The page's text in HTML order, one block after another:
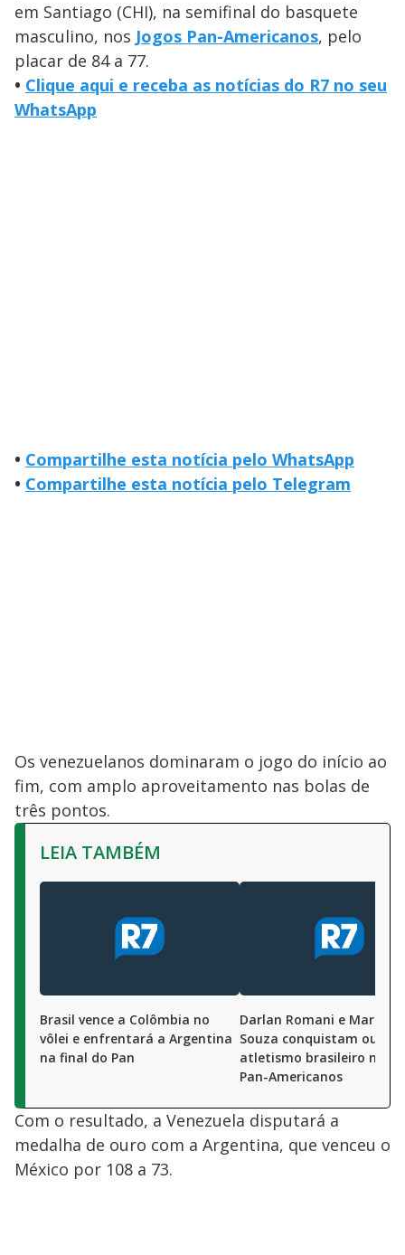
em Santiago (CHI), na semifinal do basquete
masculino, nos Jogos Pan-Americanos, pelo
placar de 84 a 77.
• Clique aqui e receba as notícias do R7 no seu
WhatsApp
• Compartilhe esta notícia pelo WhatsApp
• Compartilhe esta notícia pelo Telegram
Os venezuelanos dominaram o jogo do início ao
fim, com amplo aproveitamento nas bolas de
três pontos.
LEIA TAMBÉM
Brasil vence a Colômbia no
vôlei e enfrentará a Argentina
na final do Pan
Darlan Romani e Marlene
Souza conquistam ouro
atletismo brasileiro nos
Pan-Americanos
Com o resultado, a Venezuela disputará a
medalha de ouro com a Argentina, que venceu o
México por 108 a 73.